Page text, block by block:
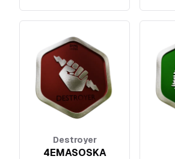
Destroyer
4EMASOSKA